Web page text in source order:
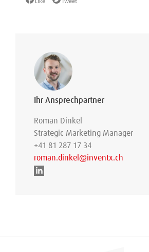
Like Tweet
Ihr Ansprechpartner
Roman Dinkel
Strategic Marketing Manager
+41 81 287 17 34
roman.dinkel@inventx.ch